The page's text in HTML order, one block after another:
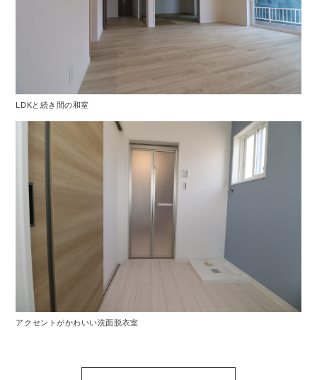
LDKと続き間の和室
アクセントがかわいい洗面脱衣室